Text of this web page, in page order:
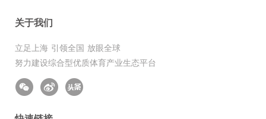
关于我们
立足上海 引领全国 放眼全球
努力建设综合型优质体育产业生态平台